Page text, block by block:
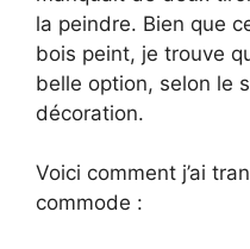
la peindre. Bien que
bois peint, je trouve
belle option, selon le
décoration.
Voici comment j’ai
commode :